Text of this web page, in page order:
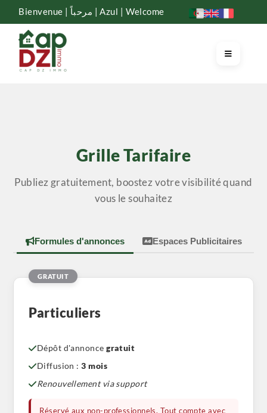
Bienvenue | مرحباً | Azul | Welcome
Grille Tarifaire
Publiez gratuitement, boostez votre visibilité quand
vous le souhaitez
Formules d'annonces Espaces Publicitaires
GRATUIT
Particuliers
Dépôt d'annoncegratuit
Diffusion :3 mois
Renouvellement via support
Réservé aux non-professionnels. Tout compte avec